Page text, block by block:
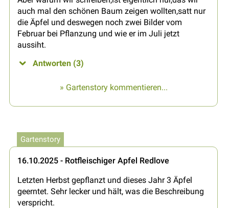
auch mal den schönen Baum zeigen wollten,satt nur
die Äpfel und deswegen noch zwei Bilder vom
Februar bei Pflanzung und wie er im Juli jetzt
aussiht.
Antworten (3)
» Gartenstory kommentieren...
Gartenstory
16.10.2025 - Rotfleischiger Apfel Redlove
Letzten Herbst gepflanzt und dieses Jahr 3 Äpfel
geerntet. Sehr lecker und hält, was die Beschreibung
verspricht.